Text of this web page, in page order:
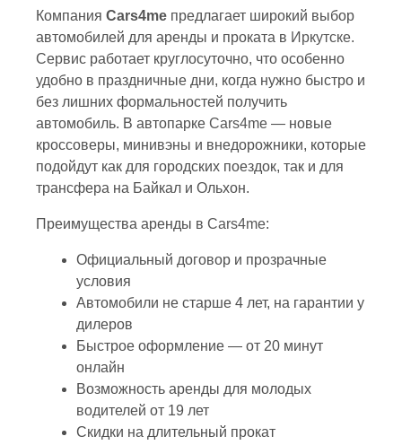
Компания Cars4me предлагает широкий выбор
автомобилей для аренды и проката в Иркутске.
Сервис работает круглосуточно, что особенно
удобно в праздничные дни, когда нужно быстро и
без лишних формальностей получить
автомобиль. В автопарке Cars4me — новые
кроссоверы, минивэны и внедорожники, которые
подойдут как для городских поездок, так и для
трансфера на Байкал и Ольхон.
Преимущества аренды в Cars4me:
Официальный договор и прозрачные
условия
Автомобили не старше 4 лет, на гарантии у
дилеров
Быстрое оформление — от 20 минут
онлайн
Возможность аренды для молодых
водителей от 19 лет
Скидки на длительный прокат